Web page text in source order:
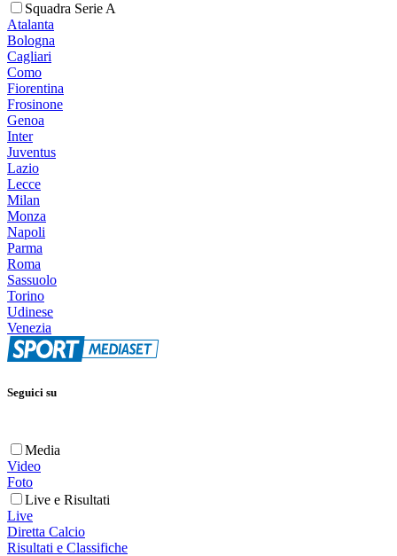
Squadra Serie A
Atalanta
Bologna
Cagliari
Como
Fiorentina
Frosinone
Genoa
Inter
Juventus
Lazio
Lecce
Milan
Monza
Napoli
Parma
Roma
Sassuolo
Torino
Udinese
Venezia
Seguici su
Media
Video
Foto
Live e Risultati
Live
Diretta Calcio
Risultati e Classifiche